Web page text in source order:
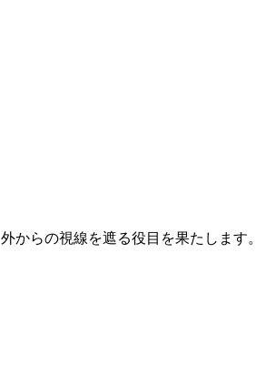
外からの視線を遮る役目を果たします。